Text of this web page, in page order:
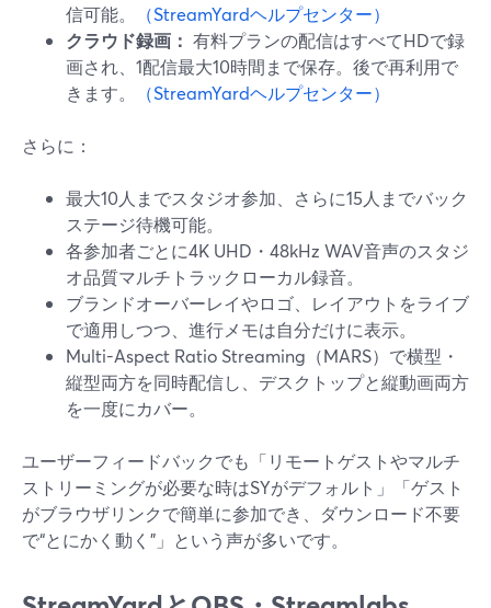
信可能。
（StreamYardヘルプセンター）
クラウド録画： 有料プランの配信はすべてHDで録
画され、1配信最大10時間まで保存。後で再利用で
きます。
（StreamYardヘルプセンター）
さらに：
最大10人までスタジオ参加、さらに15人までバック
ステージ待機可能。
各参加者ごとに4K UHD・48kHz WAV音声のスタジ
オ品質マルチトラックローカル録音。
ブランドオーバーレイやロゴ、レイアウトをライブ
で適用しつつ、進行メモは自分だけに表示。
Multi-Aspect Ratio Streaming（MARS）で横型・
縦型両方を同時配信し、デスクトップと縦動画両方
を一度にカバー。
ユーザーフィードバックでも「リモートゲストやマルチ
ストリーミングが必要な時はSYがデフォルト」「ゲスト
がブラウザリンクで簡単に参加でき、ダウンロード不要
で“とにかく動く”」という声が多いです。